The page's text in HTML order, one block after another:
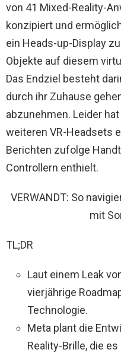
von 41 Mixed-Reality-
konzipiert und
ein Heads-up-Display
Objekte auf diesem
Das Endziel besteht
durch ihr Zuhause
abzunehmen. Leider
weiteren VR-Headsets
Berichten zufolge
Controllern enthielt.
VERWANDT: So
mit
TL;DR
Laut einem Leak
vierjährige
Technologie.
Meta plant die
Reality-Brille, die